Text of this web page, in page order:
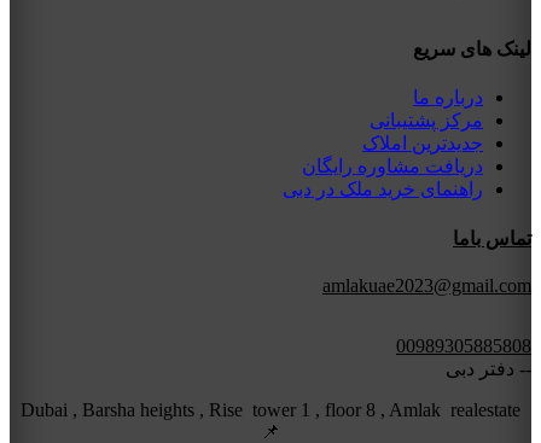
لینک های سریع
درباره ما
مرکز پشتیبانی
جدیدترین املاک
دریافت مشاوره رایگان
راهنمای خرید ملک در دبی
تماس باما
amlakuae2023@gmail.com
00989305885808
-- دفتر دبی
Dubai , Barsha heights , Rise tower 1 , floor 8 , Amlak realestate
📌